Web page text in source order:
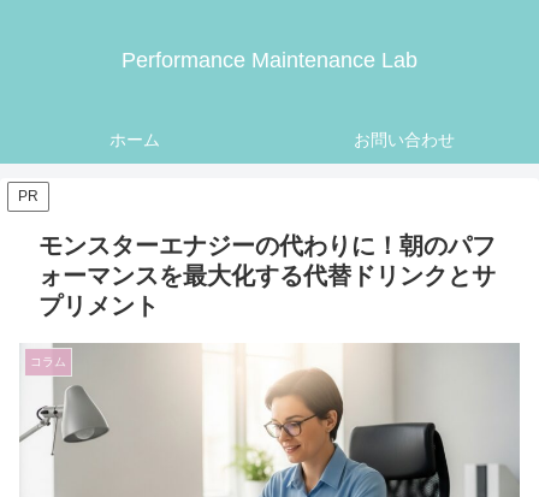
Performance Maintenance Lab
ホーム お問い合わせ
PR
モンスターエナジーの代わりに！朝のパフ
ォーマンスを最大化する代替ドリンクとサ
プリメント
コラム